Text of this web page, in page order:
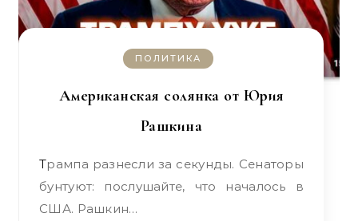
ПОЛИТИКА
Американская солянка от Юрия
Рашкина
Трампа разнесли за секунды. Сенаторы
бунтуют: послушайте, что началось в
США. Рашкин…